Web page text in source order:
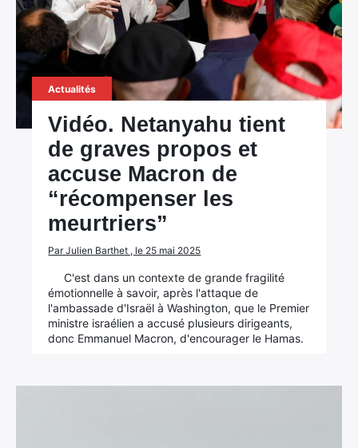
Actualités
Vidéo. Netanyahu tient
de graves propos et
accuse Macron de
“récompenser les
meurtriers”
Par Julien Barthet , le 25 mai 2025
C'est dans un contexte de grande fragilité
émotionnelle à savoir, après l'attaque de
l'ambassade d'Israël à Washington, que le Premier
ministre israélien a accusé plusieurs dirigeants,
donc Emmanuel Macron, d'encourager le Hamas.